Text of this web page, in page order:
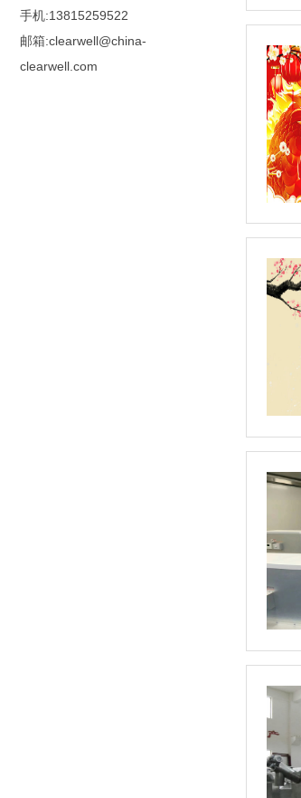
手机:13815259522
邮箱:clearwell@china-
clearwell.com